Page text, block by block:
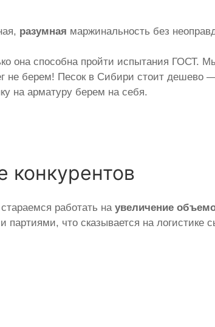
разумная маржинальность без
она способна пройти испытания ГОСТ.
не берем! Песок в Сибири стоит
на арматуру берем на себя.
работать наувеличение
что сказывается на логистике